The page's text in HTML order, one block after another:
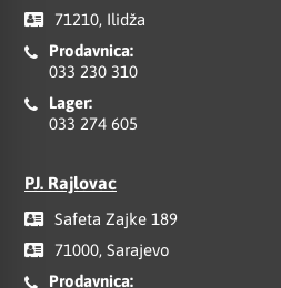
71210, Ilidža
Prodavnica:
033 230 310
Lager:
033 274 605
PJ. Rajlovac
Safeta Zajke 189
71000, Sarajevo
Prodavnica: